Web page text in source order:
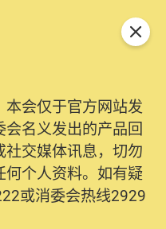
会仅于官方网站发
名义发出的产品回
交媒体讯息，切勿
个人资料。如有疑
或消委会热线2929
，本会的投诉处理
能。由2025年11月
本联络资料（包括姓
才可提交投诉、查
清晰整合于帐户中，
关闭